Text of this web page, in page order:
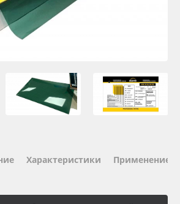
Oratape
Характеристики Применение